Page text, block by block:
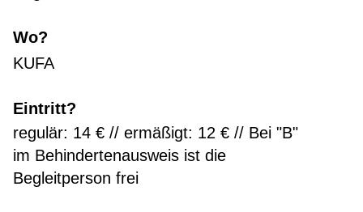
Wo?
KUFA
Eintritt?
regulär: 14 € // ermäßigt: 12 € // Bei "B"
im Behindertenausweis ist die
Begleitperson frei